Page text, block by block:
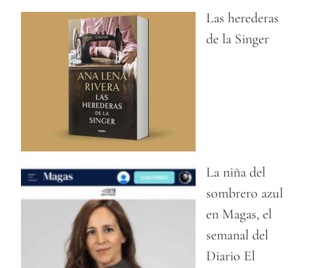
Las herederas
de la Singer
La niña del
sombrero azul
en Magas, el
semanal del
Diario El